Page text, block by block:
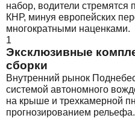
набор, водители стремятся
КНР, минуя европейских
многократными наценками.
1
Эксклюзивные
сборки
Внутренний рынок
системой автономного
на крыше и трехкамерной
прогнозированием